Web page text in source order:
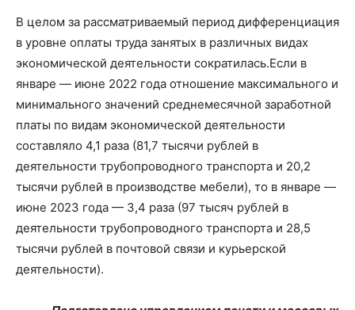
В целом за рассматриваемый период дифференциация
в уровне оплаты труда занятых в различных видах
экономической деятельности сократилась.Если в
январе — июне 2022 года отношение максимального и
минимального значений среднемесячной заработной
платы по видам экономической деятельности
составляло 4,1 раза (81,7 тысячи рублей в
деятельности трубопроводного транспорта и 20,2
тысячи рублей в производстве мебели), то в январе —
июне 2023 года — 3,4 раза (97 тысяч рублей в
деятельности трубопроводного транспорта и 28,5
тысячи рублей в почтовой связи и курьерской
деятельности).